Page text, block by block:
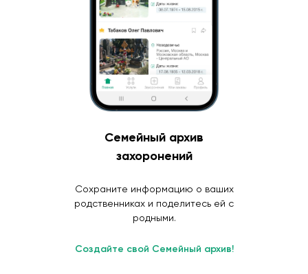
Семейный архив
захоронений
Сохраните информацию о ваших
родственниках и поделитесь ей с
родными.
Создайте свой Семейный архив!